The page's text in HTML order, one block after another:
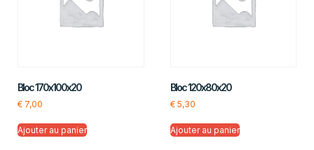
Bloc 170x100x20
€ 7,00
Ajouter au panier
Bloc 120x80x20
€5,30
Ajouter au panier